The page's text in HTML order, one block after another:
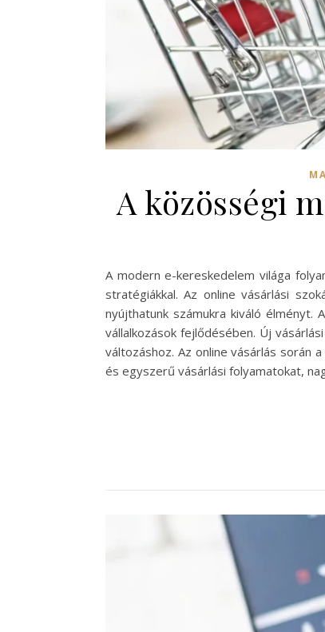
A közösségi
A modern e-kereskedelem világa
stratégiákkal. Az online vásárlási
nyújthatunk számukra kiváló
vállalkozások fejlődésében. Új
változáshoz. Az online vásárlás során
és egyszerű vásárlási folyamatokat,